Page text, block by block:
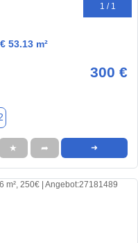
1 / 1
53.13 m²
300 €
★ ➦ ➜